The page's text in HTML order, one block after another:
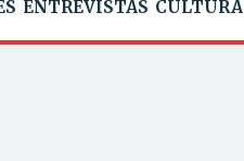
ENTREVISTAS CULTURA